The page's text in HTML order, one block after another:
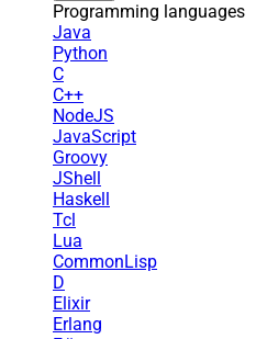
Programming languages
Java
Python
C
C++
NodeJS
JavaScript
Groovy
JShell
Haskell
Tcl
Lua
CommonLisp
D
Elixir
Erlang